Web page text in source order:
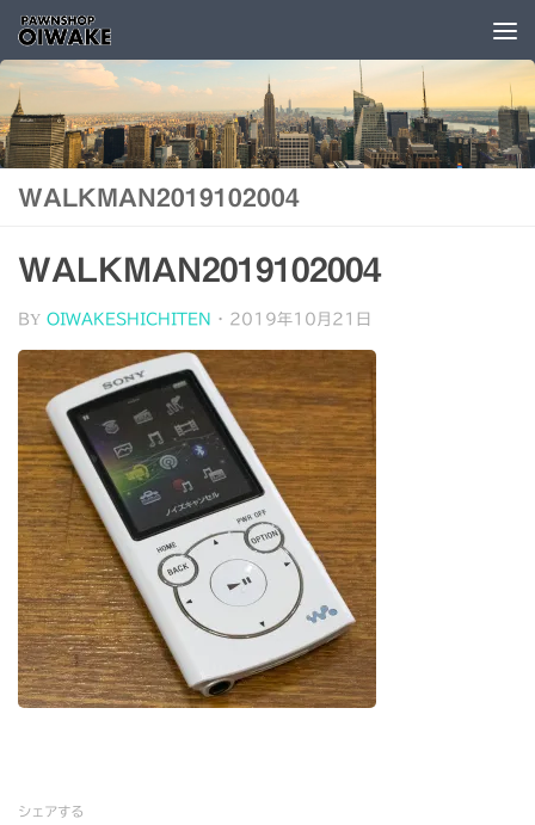
コンテンツへスキップ
WALKMAN2019102004
WALKMAN2019102004
BY OIWAKESHICHITEN · 2019年10月21日
シェアする